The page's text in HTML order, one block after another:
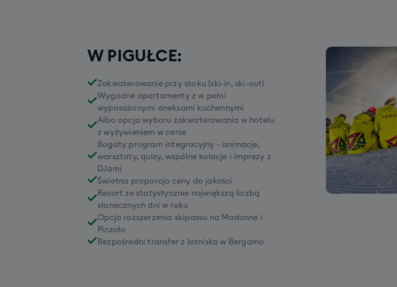
W PIGUŁCE:
Zakwaterowanie przy stoku (ski-in, ski-out)
Wygodne apartamenty z w pełni
wyposażonymi aneksami kuchennymi
Albo opcja wyboru zakwaterowania w hotelu
z wyżywieniem w cenie
Bogaty program integracyjny - animacje,
warsztaty, quizy, wspólne kolacje i imprezy z
DJami
Świetna proporcja ceny do jakości
Resort ze statystycznie największą liczbą
słonecznych dni w roku
Opcja rozszerzenia skipassu na Madonne i
Pinzolo
Bezpośredni transfer z lotniska w Bergamo